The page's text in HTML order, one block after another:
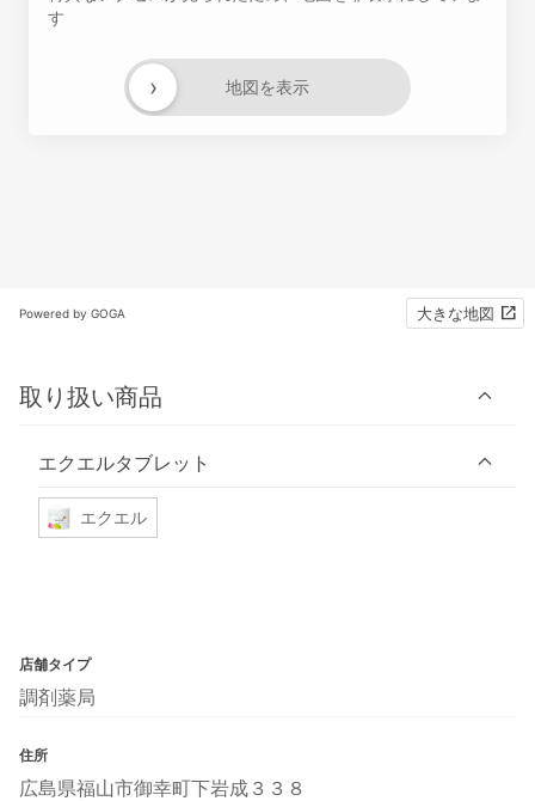
す
地図を表示
›
Powered by GOGA 大きな地図
取り扱い商品
エクエルタブレット
エクエル
店舗タイプ
調剤薬局
住所
広島県福山市御幸町下岩成３３８